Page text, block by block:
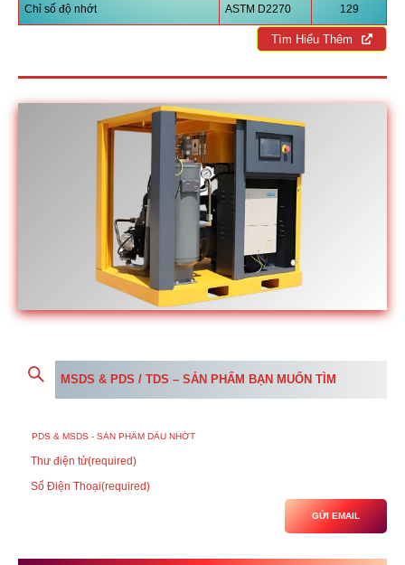
Chỉ số độ nhớt ASTM D2270 129
Tìm Hiểu Thêm
MSDS & PDS / TDS – SẢN PHẨM BẠN MUỐN TÌM
Thư điện tử(required)
Số Điện Thoại(required)
GỬI EMAIL